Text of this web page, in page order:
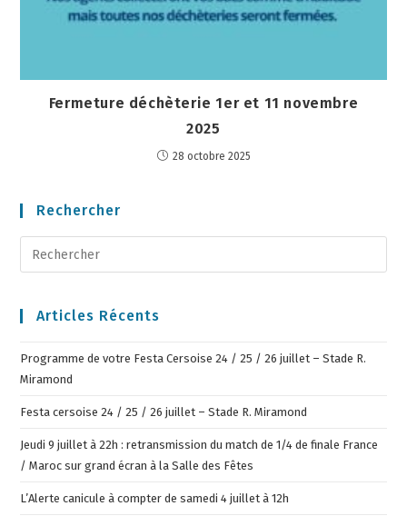
Fermeture déchèterie 1er et 11 novembre
2025
28 octobre 2025
Rechercher
Articles Récents
Programme de votre Festa Cersoise 24 / 25 / 26 juillet – Stade R.
Miramond
Festa cersoise 24 / 25 / 26 juillet – Stade R. Miramond
Jeudi 9 juillet à 22h : retransmission du match de 1/4 de finale France
/ Maroc sur grand écran à la Salle des Fêtes
L’Alerte canicule à compter de samedi 4 juillet à 12h